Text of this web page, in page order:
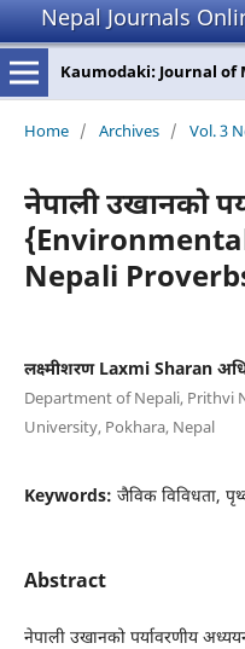
Nepal Journals
Kaumodaki: Journal
Home / Archives / Vol. 3
नेपाली उखानको
Nepali
लक्ष्मीशरण Laxmi Sharan
Department of Nepali, Prithvi
University, Pokhara, Nepal
Keywords: जैविक विविधता,
Abstract
नेपाली उखानको पर्यावरणीय